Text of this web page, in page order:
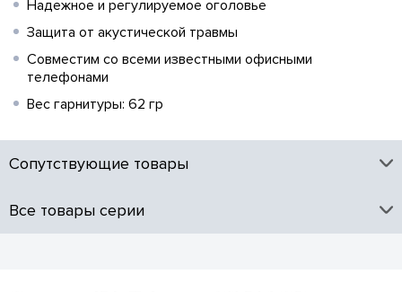
Надежное и регулируемое оголовье
Защита от акустической травмы
Совместим со всеми известными офисными
телефонами
Вес гарнитуры: 62 гр
Сопутствующие товары
Все товары серии